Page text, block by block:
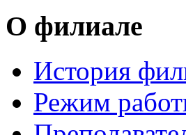
О филиале
История
Режим